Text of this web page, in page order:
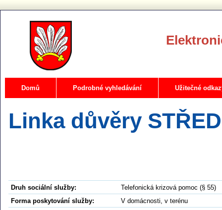
Domů Podrobné vyhledávání Užitečné
Linka důvěry STŘED
Druh sociální služby:
Telefonická krizová pomoc (§ 55)
Forma poskytování služby:
V domácnosti, v terénu